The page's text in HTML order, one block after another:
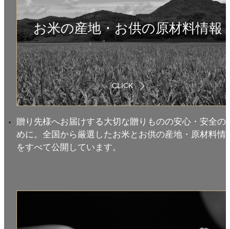
お米の産地・お供の原材料情報
CLICK
贈り先様へお届けする大切な贈りものの安心・安全の
めに。全国から厳選したお米とお供の産地・原材料情
をすべて公開しています。